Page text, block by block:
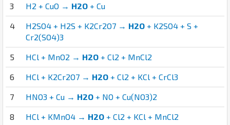
3 H2 + CuO → H2O + Cu
4 H2SO4 + H2S + K2Cr2O7 → H2O + K2SO4 + S +
Cr2(SO4)3
5 HCl + MnO2 → H2O + Cl2 + MnCl2
6 HCl + K2Cr2O7 → H2O + Cl2 + KCl + CrCl3
7 HNO3 + Cu → H2O + NO + Cu(NO3)2
8 HCl + KMnO4 → H2O + Cl2 + KCl + MnCl2